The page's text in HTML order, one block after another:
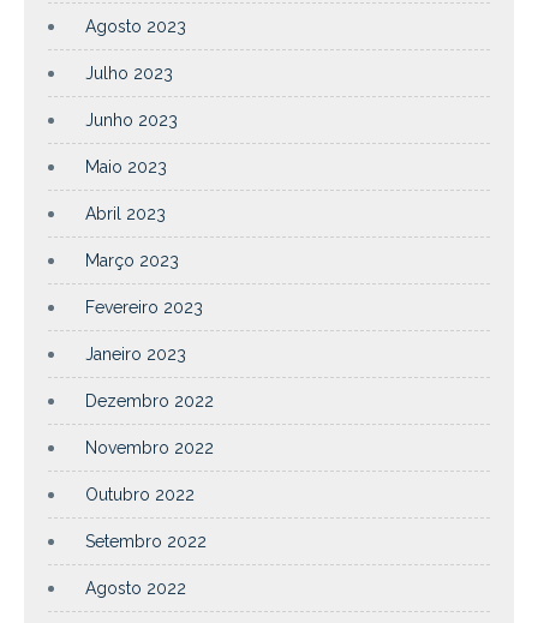
Agosto 2023
Julho 2023
Junho 2023
Maio 2023
Abril 2023
Março 2023
Fevereiro 2023
Janeiro 2023
Dezembro 2022
Novembro 2022
Outubro 2022
Setembro 2022
Agosto 2022